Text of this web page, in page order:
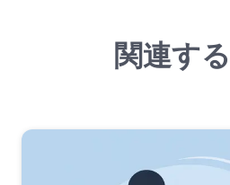
関連す